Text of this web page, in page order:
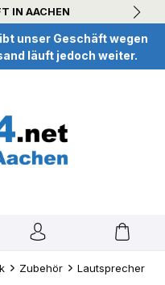
IN AACHEN
unser Geschäft wegen
läuft jedoch weiter.
Zubehör Lautsprecher